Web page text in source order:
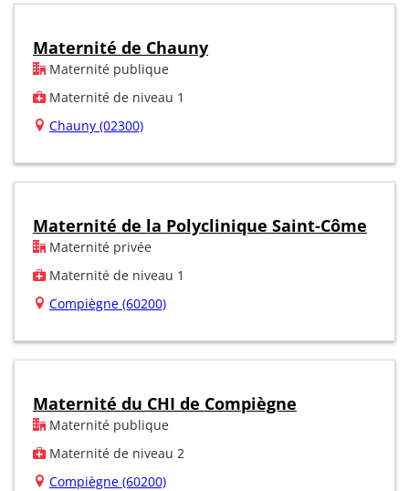
Maternité de Chauny
Maternité publique
Maternité de niveau 1
Chauny (02300)
Maternité de la Polyclinique Saint-Côme
Maternité privée
Maternité de niveau 1
Compiègne (60200)
Maternité du CHI de Compiègne
Maternité publique
Maternité de niveau 2
Compiègne (60200)